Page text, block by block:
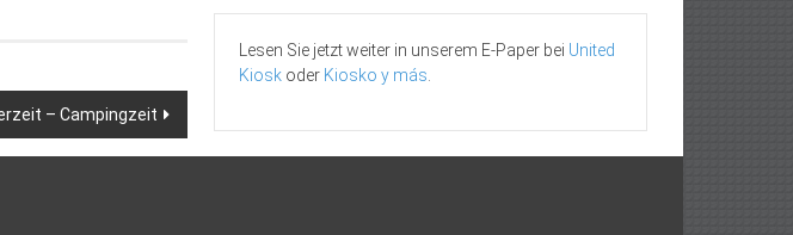
– Campingzeit
Lesen Sie jetzt weiter in unserem E-Paper bei United
Kiosk oder Kiosko y más